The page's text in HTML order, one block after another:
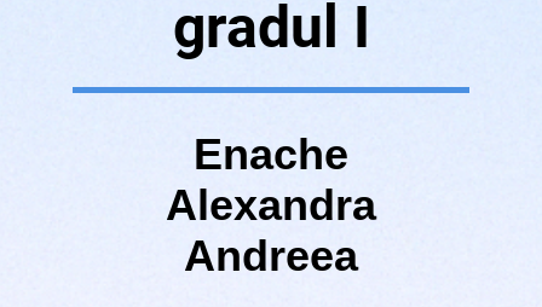
gradul I
Enache
Alexandra
Andreea